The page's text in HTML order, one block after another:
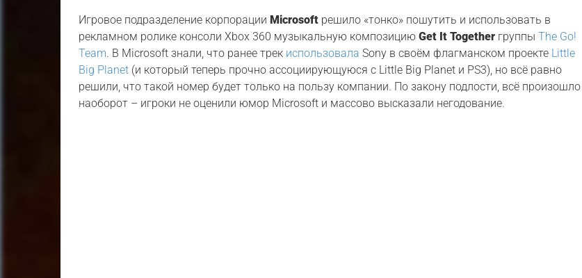
Игровое подразделение корпорацииMicrosoft решило «тонко» пошутить и использовать в
рекламном ролике консоли Xbox 360 музыкальную композициюGet It Together группыThe Go!
Team. В Microsoft знали, что ранее трек использовала Sony в своём флагманском проекте Little
Big Planet (и который теперь прочно ассоциирующуюся с Little Big Planet и PS3), но всё равно
решили, что такой номер будет только на пользу компании. По закону подлости, всё произошло
наоборот – игроки не оценили юмор Microsoft и массово высказали негодование.